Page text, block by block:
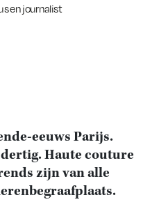
Zoek
en journalist
eeuws Parijs.
Haute couture
zijn van alle